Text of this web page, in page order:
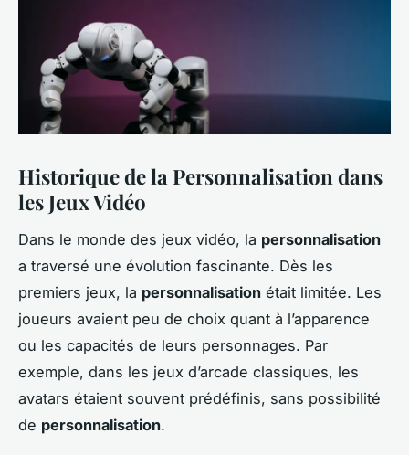
Historique de la Personnalisation dans
les Jeux Vidéo
Dans le monde des jeux vidéo, la personnalisation
a traversé une évolution fascinante. Dès les
premiers jeux, la personnalisation était limitée. Les
joueurs avaient peu de choix quant à l’apparence
ou les capacités de leurs personnages. Par
exemple, dans les jeux d’arcade classiques, les
avatars étaient souvent prédéfinis, sans possibilité
de personnalisation.